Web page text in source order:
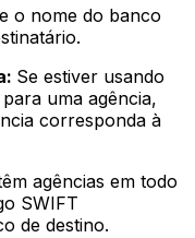
o nome do banco
Se estiver usando
uma agência,
corresponda à
agências em todo
SWIFT
de destino.